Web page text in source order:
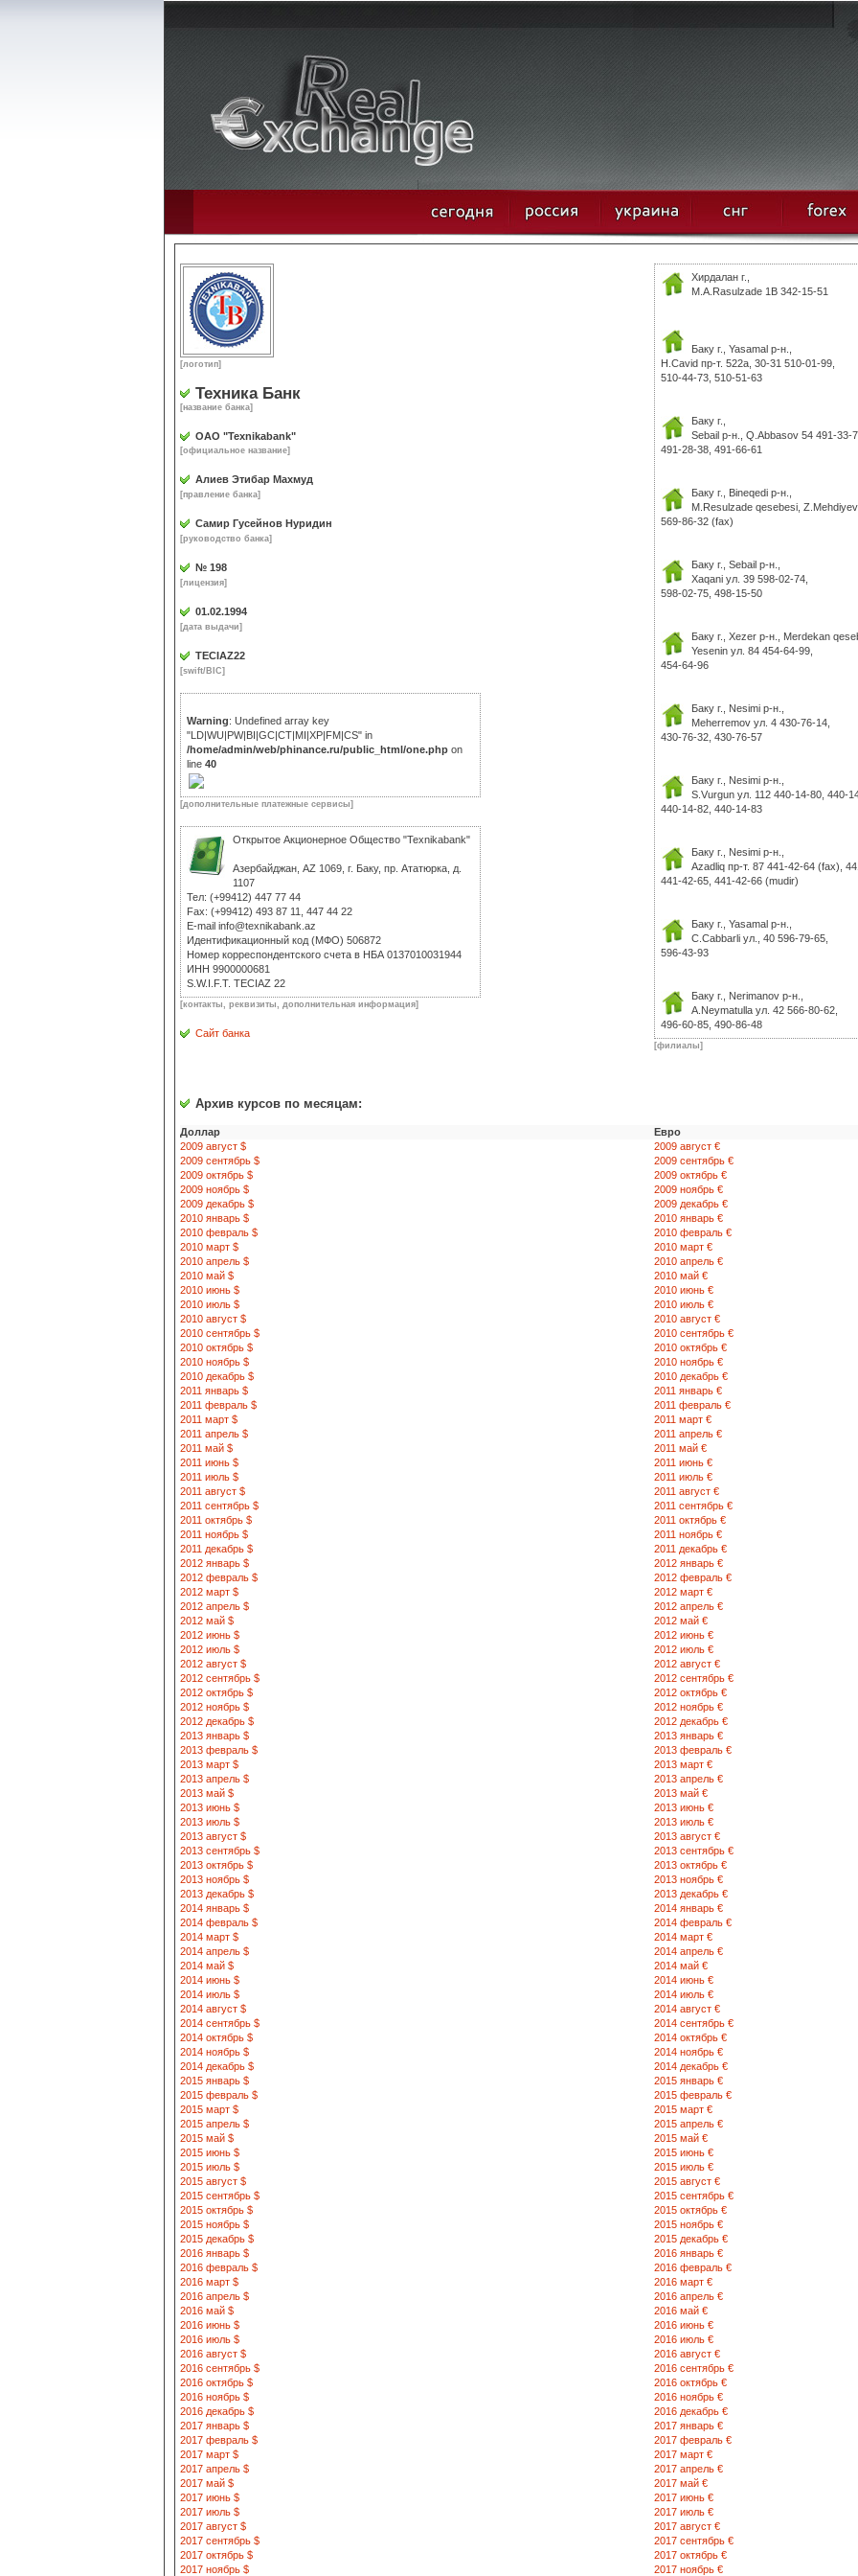
[логотип]
Техника Банк
[название банка]
ОАО "Texnikabank"
[официальное название]
Алиев Этибар Махмуд
[правление банка]
Самир Гусейнов Нуридин
[руководство банка]
№ 198
[лицензия]
01.02.1994
[дата выдачи]
TECIAZ22
[swift/BIC]
Warning: Undefined array key
"LD|WU|PW|BI|GC|CT|MI|XP|FM|CS" in
/home/admin/web/phinance.ru/public_html/one.php on
line 40
[дополнительные платежные сервисы]
Открытое Акционерное Общество "Texnikabank"
Азербайджан, AZ 1069, г. Баку, пр. Ататюрка, д.
1107
Тел: (+99412) 447 77 44
Fax: (+99412) 493 87 11, 447 44 22
E-mail info@texnikabank.az
Идентификационный код (МФО) 506872
Номер корреспондентского счета в НБА 0137010031944
ИНН 9900000681
S.W.I.F.T. TECIAZ 22
[контакты, реквизиты, дополнительная информация]
Сайт банка
Хирдалан г.,
M.A.Rasulzade 1B 342-15-51
Баку г., Yasamal р-н.,
H.Cavid пр-т. 522а, 30-31 510-01-99,
510-44-73, 510-51-63
Баку г.,
Sebail р-н., Q.Abbasov 54 491-33-
491-28-38, 491-66-61
Баку г., Bineqedi р-н.,
M.Resulzade qesebesi,
569-86-32 (fax)
Баку г., Sebail р-н.,
Xaqani ул. 39 598-02-74,
598-02-75, 498-15-50
Баку г., Xezer р-н., Merdekan
Yesenin ул. 84 454-64-99,
454-64-96
Баку г., Nesimi р-н.,
Meherremov ул. 4 430-76-14,
430-76-32, 430-76-57
Баку г., Nesimi р-н.,
S.Vurgun ул. 112 440-14-80, 440-
440-14-82, 440-14-83
Баку г., Nesimi р-н.,
Azadliq пр-т. 87 441-42-64 (fax),
441-42-65, 441-42-66 (mudir)
Баку г., Yasamal р-н.,
C.Cabbarli ул., 40 596-79-65,
596-43-93
Баку г., Nerimanov р-н.,
А.Neymatulla ул. 42 566-80-62,
496-60-85, 490-86-48
Баку-Salyan yolu 35-ci км., №1
446-96-02, 446-96-97 (факс)
Баку г., Nerimanov р-н.,
Tebriz ул., 116 490-89-83,
490-87-93
Баку г., Nesimi р-н.,
R.Behbudov ул. 25 596-28-05,
495-13-37, 448-48-49
Баку г., Nizami р-н.,
Mehseti ул., 26 421-90-70,
421-90-50
Баку г., Nesimi р-н.,
Sefereliyev ул., 17 598-02-60,
598-01-89, 493-33-81
Баку г., Nesimi р-н.,
Mirqasimov ул., ev 10/18 441-38-96;
440-93-02 (fax)
Баку г., B.Serderov ул.,
ev 8, men. 9 ve 1 437-24-07,
437-24-08
Баку г., Nerimanov р-н.,
12\22-ci kuce, ev 12 514-27-02,
517-27-03
Сумгаит г., Sulh ул., 340 448-01-
84-13,
(64) 8-40-81, 8-40-82, 8-40-83
Сумгаит г., Dostluq ул.,
5-ci mehelle,17/30 447-97-72
Баку г., Nerimanov р-н.,
F.Xoyski пр-т. 144 490-85-04,
490-85-06, 490-74-41
Баку г., Yasamal р-н.,
7-ci Sallaxana, 7 432-90-22, 432-88-
434-63-00, 434-59-47
Баку г., Nizami р-н.,
M.Aliyev kuc, Babek pr.kesismesi
Бейлаган г., Magistral 88 (0-152) 5-
5-33-43
Biesuvar г., H.Eliyev kuc., 2B
3-34-49, 3-33-25
Целилабад г., H. Eliyev пр-т., 42 B
3-52-43
Генсе г., A.Abbaszade ул.., 72 (0-
57-47-56
Хасмаз г., Koroglu ул. 20 (0172) 5-
Кебеле г., Azadliq ул. 14 А (0-160)
Куба г., H.Eliyev пр-т. 17 (0-169) 5-
5-02-89
Мингесевир г., H. Eliyev пр-т. 32 a
5-47-16
Нефтсала г., H.Eliyev пр-т., 30A
(0153) 2-43-04
Товуз г., H.Eliyev пр-т.., 2B (0231)
5-04-47(Факс)
[филиалы]
Архив курсов по месяцам:
Доллар
Евро
2009 август $
2009 август €
2009 сентябрь $
2009 сентябрь €
2009 октябрь $
2009 октябрь €
2009 ноябрь $
2009 ноябрь €
2009 декабрь $
2009 декабрь €
2010 январь $
2010 январь €
2010 февраль $
2010 февраль €
2010 март $
2010 март €
2010 апрель $
2010 апрель €
2010 май $
2010 май €
2010 июнь $
2010 июнь €
2010 июль $
2010 июль €
2010 август $
2010 август €
2010 сентябрь $
2010 сентябрь €
2010 октябрь $
2010 октябрь €
2010 ноябрь $
2010 ноябрь €
2010 декабрь $
2010 декабрь €
2011 январь $
2011 январь €
2011 февраль $
2011 февраль €
2011 март $
2011 март €
2011 апрель $
2011 апрель €
2011 май $
2011 май €
2011 июнь $
2011 июнь €
2011 июль $
2011 июль €
2011 август $
2011 август €
2011 сентябрь $
2011 сентябрь €
2011 октябрь $
2011 октябрь €
2011 ноябрь $
2011 ноябрь €
2011 декабрь $
2011 декабрь €
2012 январь $
2012 январь €
2012 февраль $
2012 февраль €
2012 март $
2012 март €
2012 апрель $
2012 апрель €
2012 май $
2012 май €
2012 июнь $
2012 июнь €
2012 июль $
2012 июль €
2012 август $
2012 август €
2012 сентябрь $
2012 сентябрь €
2012 октябрь $
2012 октябрь €
2012 ноябрь $
2012 ноябрь €
2012 декабрь $
2012 декабрь €
2013 январь $
2013 январь €
2013 февраль $
2013 февраль €
2013 март $
2013 март €
2013 апрель $
2013 апрель €
2013 май $
2013 май €
2013 июнь $
2013 июнь €
2013 июль $
2013 июль €
2013 август $
2013 август €
2013 сентябрь $
2013 сентябрь €
2013 октябрь $
2013 октябрь €
2013 ноябрь $
2013 ноябрь €
2013 декабрь $
2013 декабрь €
2014 январь $
2014 январь €
2014 февраль $
2014 февраль €
2014 март $
2014 март €
2014 апрель $
2014 апрель €
2014 май $
2014 май €
2014 июнь $
2014 июнь €
2014 июль $
2014 июль €
2014 август $
2014 август €
2014 сентябрь $
2014 сентябрь €
2014 октябрь $
2014 октябрь €
2014 ноябрь $
2014 ноябрь €
2014 декабрь $
2014 декабрь €
2015 январь $
2015 январь €
2015 февраль $
2015 февраль €
2015 март $
2015 март €
2015 апрель $
2015 апрель €
2015 май $
2015 май €
2015 июнь $
2015 июнь €
2015 июль $
2015 июль €
2015 август $
2015 август €
2015 сентябрь $
2015 сентябрь €
2015 октябрь $
2015 октябрь €
2015 ноябрь $
2015 ноябрь €
2015 декабрь $
2015 декабрь €
2016 январь $
2016 январь €
2016 февраль $
2016 февраль €
2016 март $
2016 март €
2016 апрель $
2016 апрель €
2016 май $
2016 май €
2016 июнь $
2016 июнь €
2016 июль $
2016 июль €
2016 август $
2016 август €
2016 сентябрь $
2016 сентябрь €
2016 октябрь $
2016 октябрь €
2016 ноябрь $
2016 ноябрь €
2016 декабрь $
2016 декабрь €
2017 январь $
2017 январь €
2017 февраль $
2017 февраль €
2017 март $
2017 март €
2017 апрель $
2017 апрель €
2017 май $
2017 май €
2017 июнь $
2017 июнь €
2017 июль $
2017 июль €
2017 август $
2017 август €
2017 сентябрь $
2017 сентябрь €
2017 октябрь $
2017 октябрь €
2017 ноябрь $
2017 ноябрь €